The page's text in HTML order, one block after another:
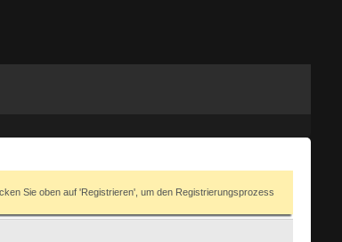
Sie oben auf 'Registrieren', um den Registrierungsprozess